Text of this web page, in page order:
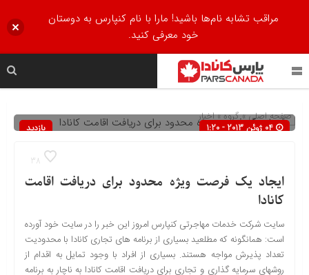
صفحه اصلی» گروه »اخبار
04 ژوئن 2013 - 1:20
بازدید
38
ایجاد یک فرصت ویژه محدود برای دریافت اقامت
کانادا
سایت شرکت خدمات مهاجرتی کنپارس امروز این خبر را در سایت خود آورده
است: همانگونه که مطلعید بسیاری از برنامه های تجاری کانادا با محدودیت
تعداد پذیرش مواجه هستند. بسیاری از افراد با وجود تمایل به اقدام از
روشهای سرمایه گذاری و تجاری برای دریافت اقامت کانادا به ناچار به برنامه
مراقب تشابه نام‌ها باشید! مارا با نام کنپارس به دوستان
خود معرفی کنید.